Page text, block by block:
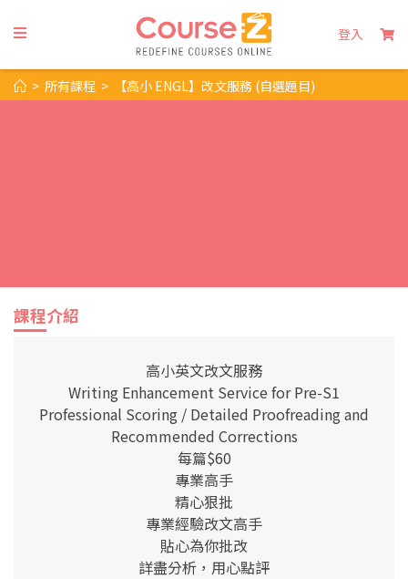
登入
> 所有課程 > 【高小 ENGL】改文服務 (自選題目)
課程介紹
高小英文改文服務
Writing Enhancement Service for Pre-S1
Professional Scoring / Detailed Proofreading and
Recommended Corrections
每篇$60
專業高手
精心狠批
專業經驗改文高手
貼心為你批改
詳盡分析，用心點評